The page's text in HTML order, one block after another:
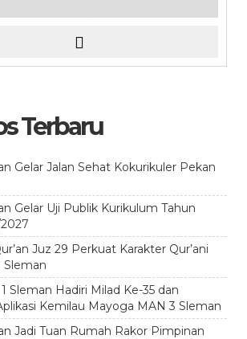
Terbaru
Gelar Jalan Sehat Kokurikuler Pekan
Gelar Uji Publik Kurikulum Tahun
Juz 29 Perkuat Karakter Qur’ani
Sleman
Sleman Hadiri Milad Ke-35 dan
Kemilau Mayoga MAN 3 Sleman
Jadi Tuan Rumah Rakor Pimpinan